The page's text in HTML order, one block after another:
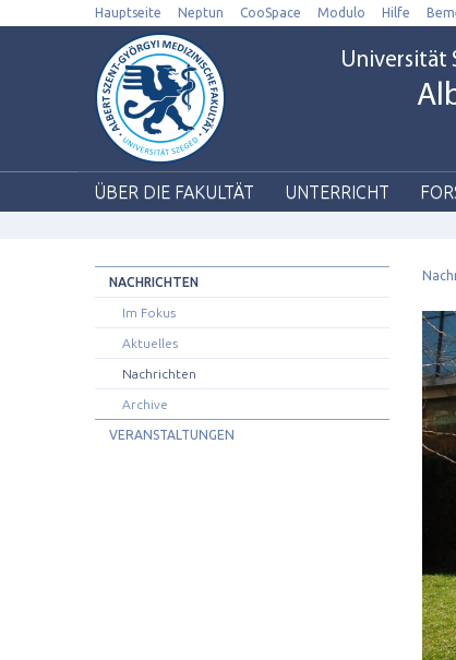
Hauptseite Neptun CooSpace Modulo Hilfe
Universität
ÜBER DIE FAKULTÄT UNTERRICHT
NACHRICHTEN
Im Fokus
Aktuelles
Nachrichten
Archive
VERANSTALTUNGEN